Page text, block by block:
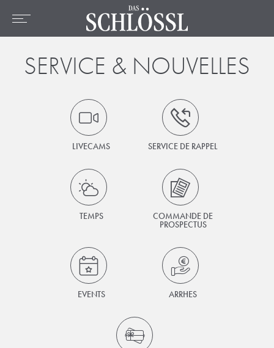
DE EN FR
Home
L'hotel
SERVICE & NOUVELLES
LIVECAMS SERVICE DE RAPPEL
TEMPS COMMANDE DE
PROSPECTUS
EVENTS ARRHES